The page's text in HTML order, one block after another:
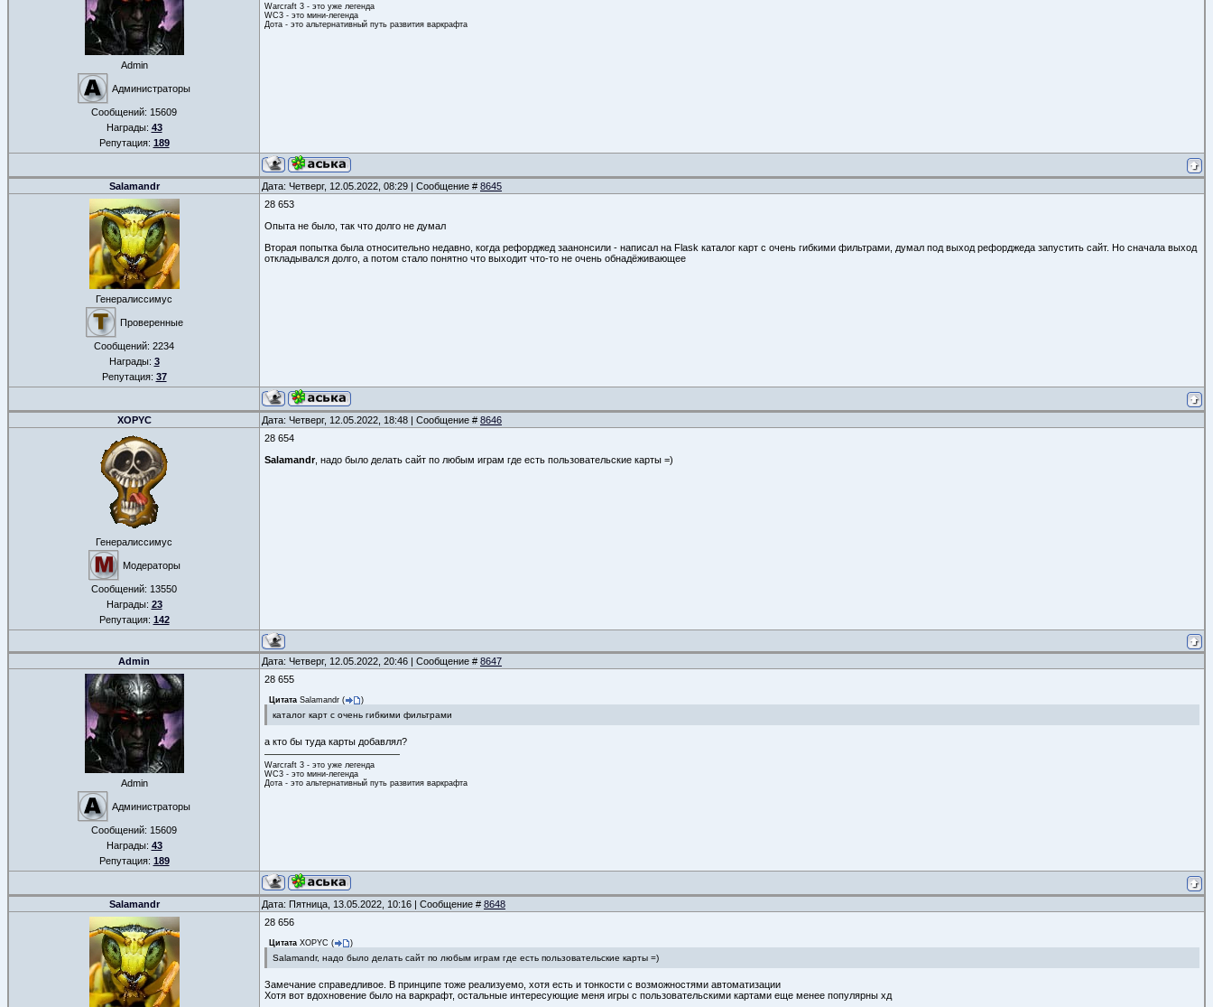
Admin
Администраторы
Сообщений: 15609
Награды: 43
Репутация: 189
Warcraft 3 - это уже легенда
WC3 - это мини-легенда
Дота - это альтернативный путь развития варкрафта
Salamandr Дата: Четверг, 12.05.2022, 08:29 | Сообщение # 8645
Генералиссимус
Проверенные
Сообщений: 2234
Награды: 3
Репутация: 37
28 653
Опыта не было, так что долго не думал
Вторая попытка была относительно недавно, когда рефорджед заанонсили - написал на Flask каталог карт с очень гибкими фильтрами, думал под выход рефорджеда запустить сайт. Но сначала выход
откладывался долго, а потом стало понятно что выходит что-то не очень обнадёживающее
XOPYC Дата: Четверг, 12.05.2022, 18:48 | Сообщение # 8646
Генералиссимус
Модераторы
Сообщений: 13550
Награды: 23
Репутация: 142
28 654
Salamandr, надо было делать сайт по любым играм где есть пользовательские карты =)
Admin Дата: Четверг, 12.05.2022, 20:46 | Сообщение # 8647
Admin
Администраторы
Сообщений: 15609
Награды: 43
Репутация: 189
28 655
Цитата Salamandr ( )
каталог карт с очень гибкими фильтрами
а кто бы туда карты добавлял?
Warcraft 3 - это уже легенда
WC3 - это мини-легенда
Дота - это альтернативный путь развития варкрафта
Salamandr Дата: Пятница, 13.05.2022, 10:16 | Сообщение # 8648
28 656
Цитата XOPYC ( )
Salamandr, надо было делать сайт по любым играм где есть пользовательские карты =)
Замечание справедливое. В принципе тоже реализуемо, хотя есть и тонкости с возможностями автоматизации
Хотя вот вдохновение было на варкрафт, остальные интересующие меня игры с пользовательскими картами еще менее популярны хд